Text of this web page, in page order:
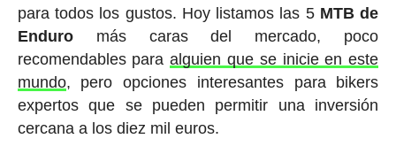
para todos los gustos. Hoy listamos las 5 MTB de
Enduromás caras del mercado, poco
recomendables paraalguien que se inicie en este
mundo, pero opciones interesantes para bikers
expertos que se pueden permitir una inversión
cercana a los diez mil euros.